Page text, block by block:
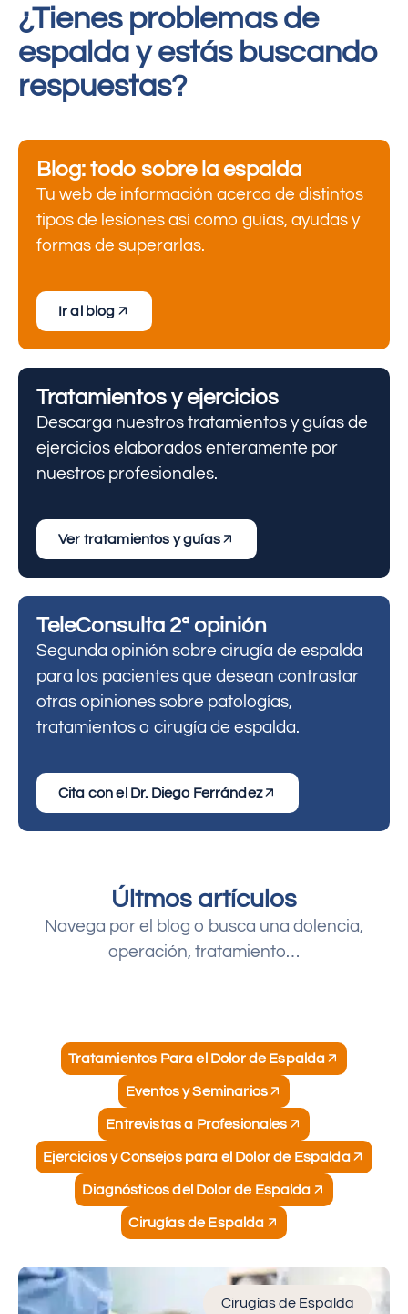
¿Tienes problemas de
espalda y estás buscando
respuestas?
Blog: todo sobre la espalda
Tu web de información acerca de distintos
tipos de lesiones así como guías, ayudas y
formas de superarlas.
Ir al blog
Tratamientos y ejercicios
Descarga nuestros tratamientos y guías de
ejercicios elaborados enteramente por
nuestros profesionales.
Ver tratamientos y guías
TeleConsulta 2ª opinión
Segunda opinión sobre cirugía de espalda
para los pacientes que desean contrastar
otras opiniones sobre patologías,
tratamientos o cirugía de espalda.
Cita con el Dr. Diego Ferrández
Últmos artículos
Navega por el blog o busca una dolencia,
operación, tratamiento…
Tratamientos Para el Dolor de Espalda
Eventos y Seminarios
Entrevistas a Profesionales
Ejercicios y Consejos para el Dolor de Espalda
Diagnósticos del Dolor de Espalda
Cirugías de Espalda
Cirugías de Espalda